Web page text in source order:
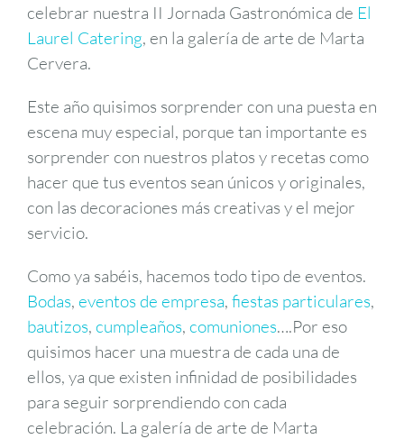
celebrar nuestra II Jornada Gastronómica de El
Laurel Catering, en la galería de arte de Marta
Cervera.
Este año quisimos sorprender con una puesta en
escena muy especial, porque tan importante es
sorprender con nuestros platos y recetas como
hacer que tus eventos sean únicos y originales,
con las decoraciones más creativas y el mejor
servicio.
Como ya sabéis, hacemos todo tipo de eventos.
Bodas, eventos de empresa, fiestas particulares,
bautizos, cumpleaños, comuniones….Por eso
quisimos hacer una muestra de cada una de
ellos, ya que existen infinidad de posibilidades
para seguir sorprendiendo con cada
celebración. La galería de arte de Marta